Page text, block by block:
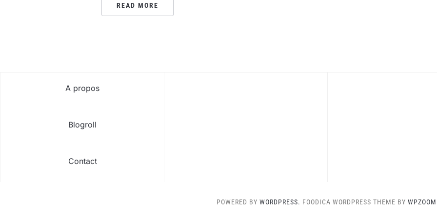
READ MORE
A propos
Blogroll
Contact
POWERED BY WORDPRESS. FOODICA WORDPRESS THEME BY